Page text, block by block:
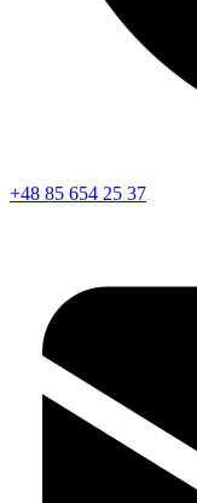
+48 85 654 25 37